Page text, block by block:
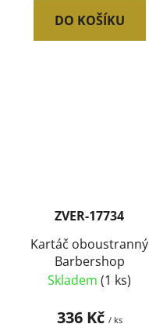
DO KOŠÍKU
ZVER-17734
Kartáč oboustranný
Barbershop
Skladem (1 ks)
336 Kč / ks